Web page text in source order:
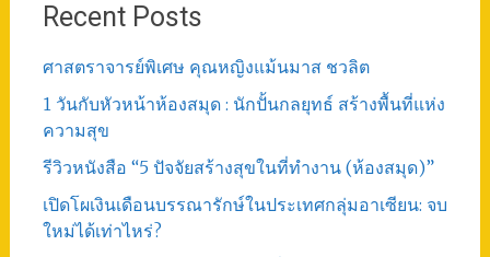
Recent Posts
ศาสตราจารย์พิเศษ คุณหญิงแม้นมาส ชวลิต
1 วันกับหัวหน้าห้องสมุด : นักปั้นกลยุทธ์ สร้างพื้นที่แห่ง
ความสุข
รีวิวหนังสือ “5 ปัจจัยสร้างสุขในที่ทำงาน (ห้องสมุด)”
เปิดโผเงินเดือนบรรณารักษ์ในประเทศกลุ่มอาเซียน: จบ
ใหม่ได้เท่าไหร่?